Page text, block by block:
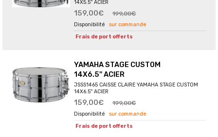
14X5.5'' ACIER
159,00€ 199,00€
sur commande
Frais de port offerts
YAMAHA STAGE CUSTOM
14X6.5'' ACIER
JSSS1465 CAISSE CLAIRE YAMAHA STAGE CUSTOM
14X6.5'' ACIER
159,00€ 199,00€
sur commande
Frais de port offerts